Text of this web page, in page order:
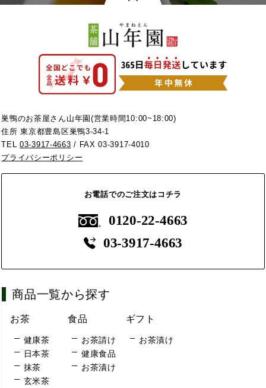
巣鴨のお茶屋さん山年園(営業時間10:00~18:00)
住所 東京都豊島区巣鴨3-34-1
TEL03-3917-4663 / FAX 03-3917-4010
プライバシーポリシー
お電話でのご注文はコチラ
0120-22-4663
03-3917-4663
商品一覧から探す
お茶
健康茶
日本茶
抹茶
玄米茶
食品
お茶請け
健康食品
お茶漬け
ギフト
お茶漬け